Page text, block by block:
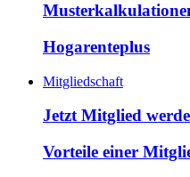
Hogarenteplus
Mitgliedschaft
Jetzt Mitglied
Vorteile einer